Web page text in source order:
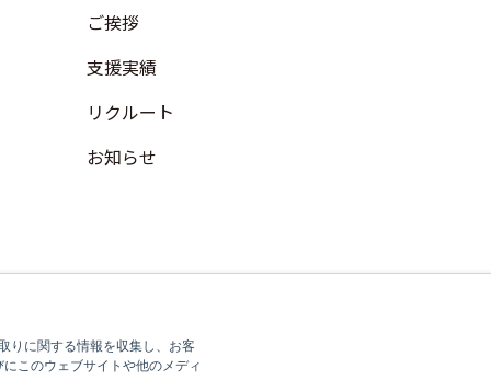
りに関する情報を収集し、お客
このウェブサイトや他のメディ
ご挨拶
支援実績
リクルート
お知らせ